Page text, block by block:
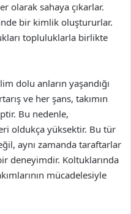
olarak sahaya çıkarlar.
bir kimlik oluştururlar.
topluluklarla birlikte
dolu anların yaşandığı
ve her şans, takımın
Bu nedenle,
oldukça yüksektir. Bu tür
aynı zamanda taraftarlar
deneyimdir. Koltuklarında
mücadelesiyle